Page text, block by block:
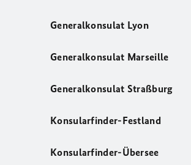
Generalkonsulat Lyon
Generalkonsulat Marseille
Generalkonsulat Straßburg
Konsularfinder-Festland
Konsularfinder-Übersee